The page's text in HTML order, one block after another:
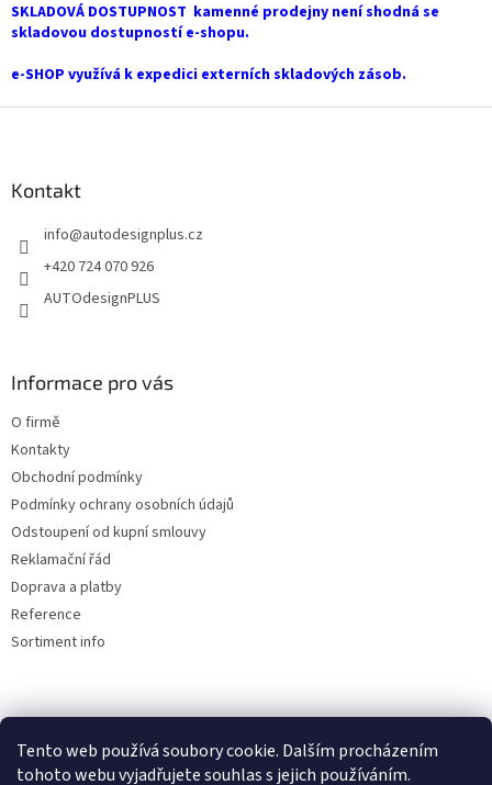
Tento web používá soubory cookie. Dalším procházením
tohoto webu vyjadřujete souhlas s jejich používáním.
v
k
v
SKLADOVÁ DOSTUPNOST kamenné prodejny není shodná se
skladovou dostupností e-shopu.
e-SHOP využívá k expedici externích skladových zásob.
Kontakt
info@autodesignplus.cz
+420 724 070 926
AUTOdesignPLUS
Informace pro vás
O firmě
Kontakty
Obchodní podmínky
Podmínky ochrany osobních údajů
Odstoupení od kupní smlouvy
Reklamační řád
Doprava a platby
Reference
Sortiment info
Reklamační řád